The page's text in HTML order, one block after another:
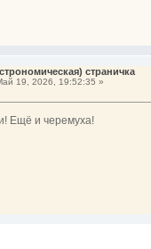
страничка
19, 2026, 19:52:35 »
Ещё и черемуха!